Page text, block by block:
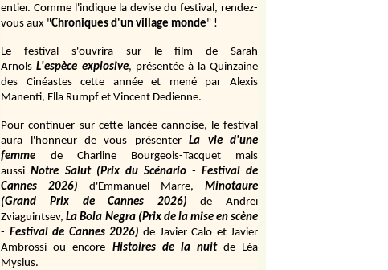
entier. Comme l'indique la devise du festival, rendez-
vous aux "Chroniques d'un village monde" !
Le festival s'ouvrira sur le film de Sarah
Arnols L'espèce explosive, présentée à la Quinzaine
des Cinéastes cette année et mené par Alexis
Manenti, Ella Rumpf et Vincent Dedienne.
Pour continuer sur cette lancée cannoise, le festival
aura l'honneur de vous présenter
La vie d'une
femme
de Charline Bourgeois-Tacquet
mais
aussi Notre Salut (Prix du Scénario - Festival de
Cannes 2026)
d'Emmanuel Marre,
Minotaure
(Grand Prix de Cannes 2026)
de Andreï
Zviaguintsev,La Bola Negra (Prix de la mise en scène
- Festival de Cannes 2026) de Javier Calo et Javier
Ambrossi ou encore Histoires de la nuit de Léa
Mysius.